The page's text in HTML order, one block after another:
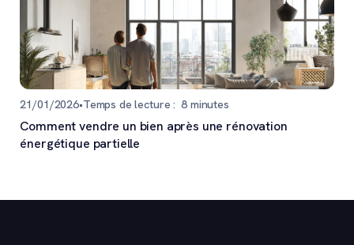
21/01/2026•Temps de lecture : 8minutes
Comment vendre un bien après une rénovation
énergétique partielle